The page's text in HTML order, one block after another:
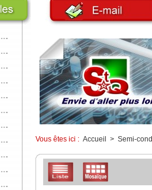
Vous êtes ici : Accueil > Semi-